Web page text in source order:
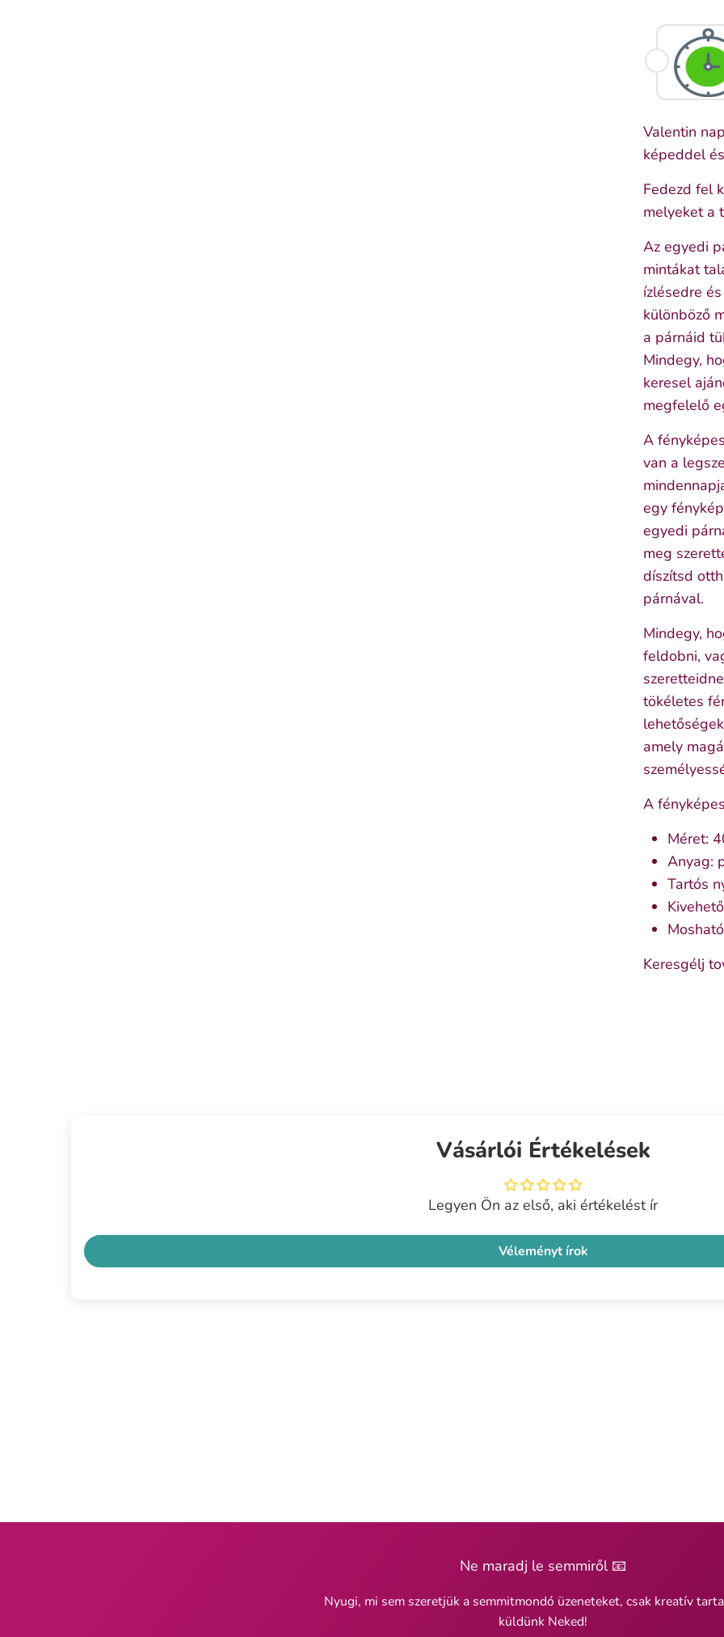
Valentin
képeddel
Fedezd fel
melyeket a
Az egyedi
mintákat
ízlésedre
különböző
a párnáid
Mindegy,
keresel
megfelelő
A
van a
egy
egyedi
meg
díszítsd
párnával.
Mindegy,
feldobni,
tökéletes
amely
A
Méret:
Anyag:
Tartós
Keresgélj
Vásárlói Értékelések
Legyen Ön az első, aki értékelést ír
Véleményt írok
Ne maradj le semmiről 📧
Nyugi, mi sem szeretjük a semmitmondó üzeneteket, csak kreatív
küldünk Neked!